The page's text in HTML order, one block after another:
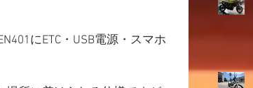
にETC・USB電源・スマホ